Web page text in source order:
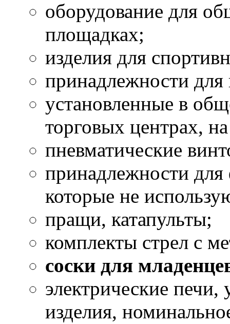
оборудование для
площадках;
изделия для
принадлежности
установленные в
торговых центрах,
пневматические
принадлежности
которые не
пращи, катапульты;
комплекты стрел с
соски для
электрические
изделия,